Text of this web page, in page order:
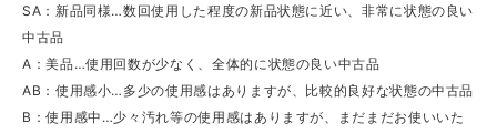
SA：新品同様…数回使用した程度の新品状態に近い、非常に状態の良い
中古品
A：美品…使用回数が少なく、全体的に状態の良い中古品
AB：使用感小…多少の使用感はありますが、比較的良好な状態の中古品
B：使用感中…少々汚れ等の使用感はありますが、まだまだお使いいた